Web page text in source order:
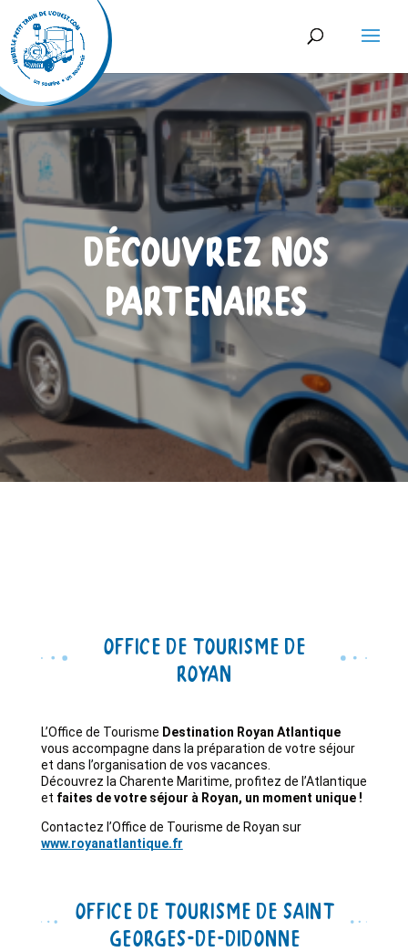
DÉCOUVREZ NOS
PARTENAIRES
Office de Tourisme de
Royan
L’Office de Tourisme Destination Royan Atlantique
vous accompagne dans la préparation de votre séjour
et dans l’organisation de vos vacances.
Découvrez la Charente Maritime, profitez de l’Atlantique
et faites de votre séjour à Royan, un moment unique !
Contactez l’Office de Tourisme de Royan sur
www.royanatlantique.fr
Office de Tourisme de Saint
Georges-de-Didonne